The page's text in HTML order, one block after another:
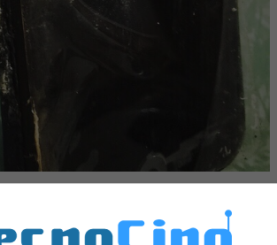
riguarda il fatto che gli